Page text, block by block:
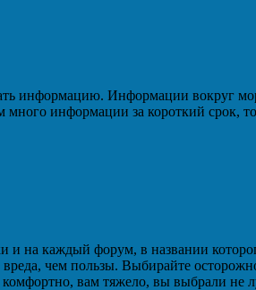
информацию. Информации вокруг
много информации за короткий
на каждый форум, в названии
чем пользы. Выбирайте
вам тяжело, вы выбрали не